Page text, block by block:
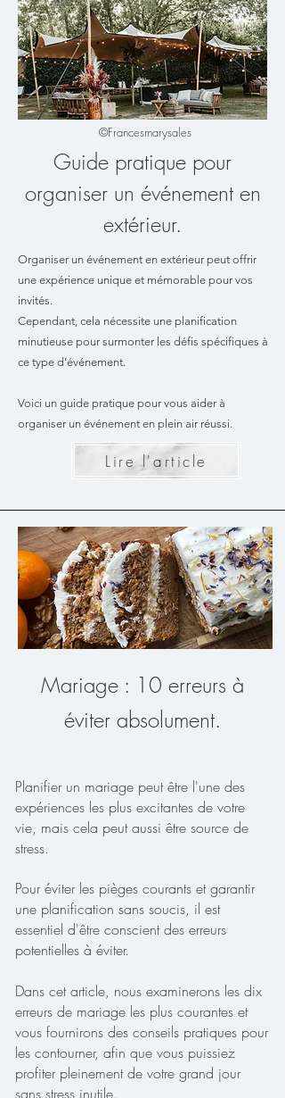
©Francesmarysales
Guide pratique pour
organiser un événement en
extérieur.
Organiser un événement en extérieur peut offrir
une expérience unique et mémorable pour vos
invités.
Cependant, cela nécessite une planification
minutieuse pour surmonter les défis spécifiques à
ce type d'événement.
Voici un guide pratique pour vous aider à
organiser un événement en plein air réussi.
Lire l'article
Mariage : 10 erreurs à
éviter absolument.
Planifier un mariage peut être l'une des
expériences les plus excitantes de votre
vie, mais cela peut aussi être source de
stress.
Pour éviter les pièges courants et garantir
une planification sans soucis, il est
essentiel d'être conscient des erreurs
potentielles à éviter.
Dans cet article, nous examinerons les dix
erreurs de mariage les plus courantes et
vous fournirons des conseils pratiques pour
les contourner, afin que vous puissiez
profiter pleinement de votre grand jour
sans stress inutile.